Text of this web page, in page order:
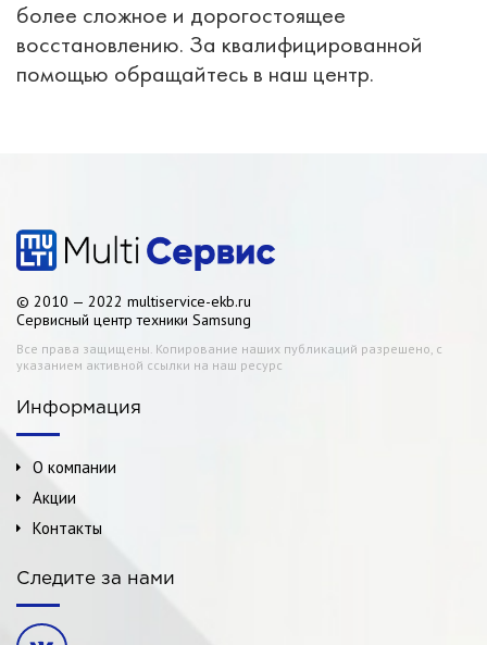
более сложное и дорогостоящее
восстановлению. За квалифицированной
помощью обращайтесь в наш центр.
© 2010 — 2022 multiservice-ekb.ru
Сервисный центр техники Samsung
Все права защищены. Копирование наших публикаций разрешено, с
указанием активной ссылки на наш ресурс
Информация
О компании
Акции
Контакты
Следите за нами